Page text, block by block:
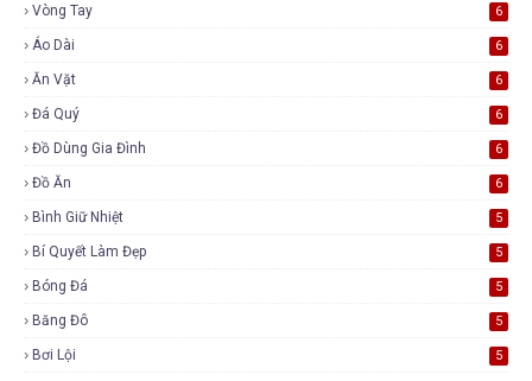
Vòng Tay 6
Áo Dài 6
Ăn Vặt 6
Đá Quý 6
Đồ Dùng Gia Đình 6
Đồ Ăn 6
Bình Giữ Nhiệt 5
Bí Quyết Làm Đẹp 5
Bóng Đá 5
Băng Đô 5
Bơi Lội 5